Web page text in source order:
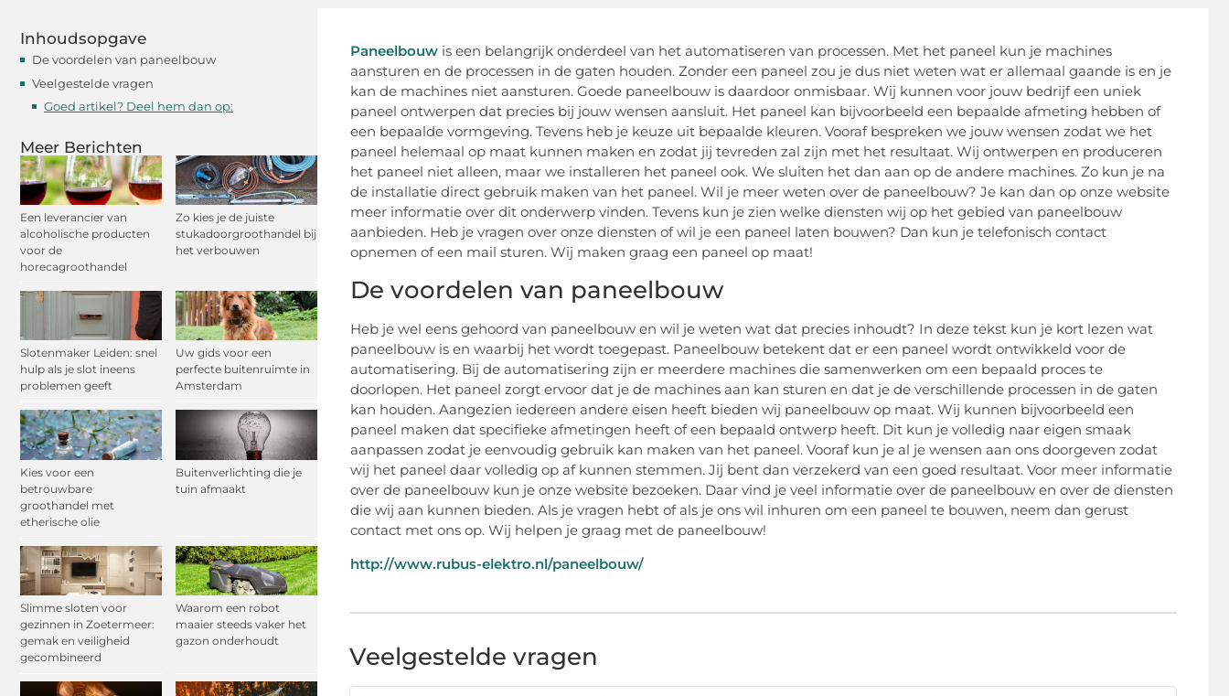
Inhoudsopgave
De voordelen van paneelbouw
Veelgestelde vragen
Goed artikel? Deel hem dan op:
Meer Berichten
Een leverancier van
alcoholische producten
voor de
horecagroothandel
Zo kies je de juiste
stukadoorgroothandel bij
het verbouwen
Slotenmaker Leiden: snel
hulp als je slot ineens
problemen geeft
Uw gids voor een
perfecte buitenruimte in
Amsterdam
Kies voor een
betrouwbare
groothandel met
etherische olie
Buitenverlichting die je
tuin afmaakt
Slimme sloten voor
gezinnen in Zoetermeer:
gemak en veiligheid
gecombineerd
Waarom een robot
maaier steeds vaker het
gazon onderhoudt
Paneelbouw is een belangrijk onderdeel van het automatiseren van processen. Met het paneel kun je machines
aansturen en de processen in de gaten houden. Zonder een paneel zou je dus niet weten wat er allemaal gaande is en je
kan de machines niet aansturen. Goede paneelbouw is daardoor onmisbaar. Wij kunnen voor jouw bedrijf een uniek
paneel ontwerpen dat precies bij jouw wensen aansluit. Het paneel kan bijvoorbeeld een bepaalde afmeting hebben of
een bepaalde vormgeving. Tevens heb je keuze uit bepaalde kleuren. Vooraf bespreken we jouw wensen zodat we het
paneel helemaal op maat kunnen maken en zodat jij tevreden zal zijn met het resultaat. Wij ontwerpen en produceren
het paneel niet alleen, maar we installeren het paneel ook. We sluiten het dan aan op de andere machines. Zo kun je na
de installatie direct gebruik maken van het paneel. Wil je meer weten over de paneelbouw? Je kan dan op onze website
meer informatie over dit onderwerp vinden. Tevens kun je zien welke diensten wij op het gebied van paneelbouw
aanbieden. Heb je vragen over onze diensten of wil je een paneel laten bouwen? Dan kun je telefonisch contact
opnemen of een mail sturen. Wij maken graag een paneel op maat!
De voordelen van paneelbouw
Heb je wel eens gehoord van paneelbouw en wil je weten wat dat precies inhoudt? In deze tekst kun je kort lezen wat
paneelbouw is en waarbij het wordt toegepast. Paneelbouw betekent dat er een paneel wordt ontwikkeld voor de
automatisering. Bij de automatisering zijn er meerdere machines die samenwerken om een bepaald proces te
doorlopen. Het paneel zorgt ervoor dat je de machines aan kan sturen en dat je de verschillende processen in de gaten
kan houden. Aangezien iedereen andere eisen heeft bieden wij paneelbouw op maat. Wij kunnen bijvoorbeeld een
paneel maken dat specifieke afmetingen heeft of een bepaald ontwerp heeft. Dit kun je volledig naar eigen smaak
aanpassen zodat je eenvoudig gebruik kan maken van het paneel. Vooraf kun je al je wensen aan ons doorgeven zodat
wij het paneel daar volledig op af kunnen stemmen. Jij bent dan verzekerd van een goed resultaat. Voor meer informatie
over de paneelbouw kun je onze website bezoeken. Daar vind je veel informatie over de paneelbouw en over de diensten
die wij aan kunnen bieden. Als je vragen hebt of als je ons wil inhuren om een paneel te bouwen, neem dan gerust
contact met ons op. Wij helpen je graag met de paneelbouw!
http://www.rubus-elektro.nl/paneelbouw/
Veelgestelde vragen